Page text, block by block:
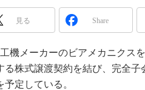
スマート工場EXPO
日本ものづくりワールド
AUTOMOTIVE WORLD
Windows Embedded
車載ソフト開発
ISO26262
無償設計ツール
3Dプリンタ
見る Share
機メーカーのビアメカニクス
株式譲渡契約を結び、完全子
定している。